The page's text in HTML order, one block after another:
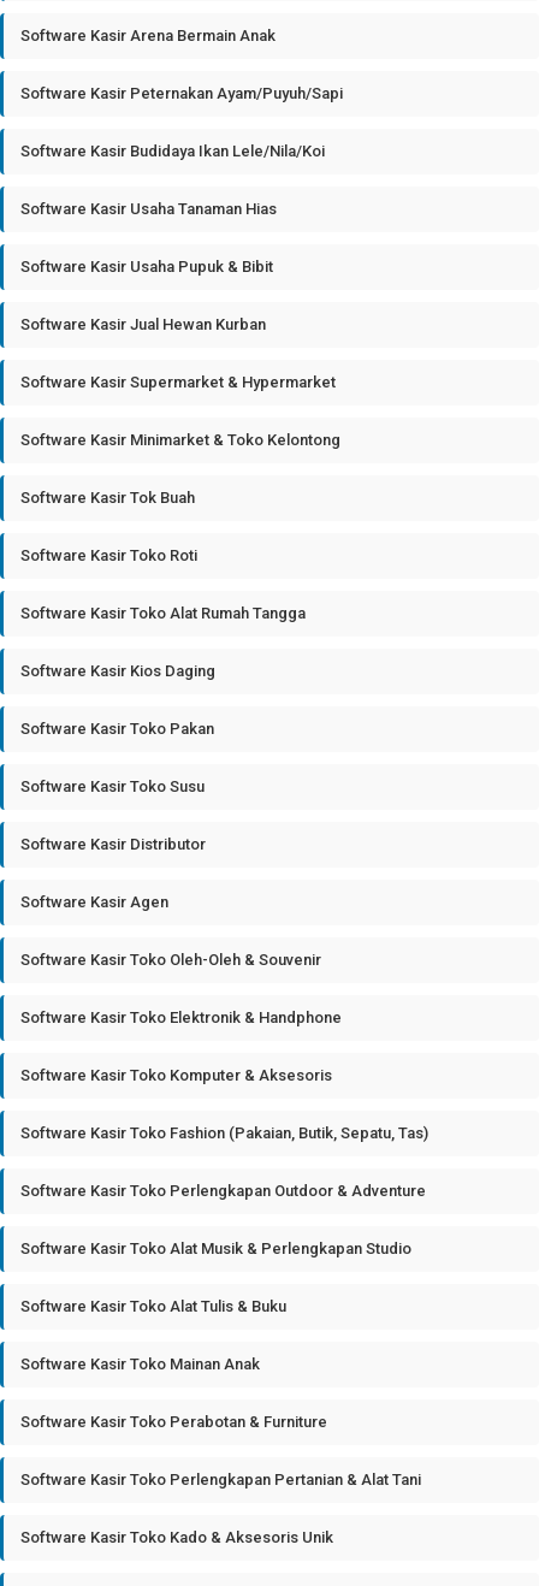
Software Kasir Arena Bermain Anak
Software Kasir Peternakan Ayam/Puyuh/Sapi
Software Kasir Budidaya Ikan Lele/Nila/Koi
Software Kasir Usaha Tanaman Hias
Software Kasir Usaha Pupuk & Bibit
Software Kasir Jual Hewan Kurban
Software Kasir Supermarket & Hypermarket
Software Kasir Minimarket & Toko Kelontong
Software Kasir Tok Buah
Software Kasir Toko Roti
Software Kasir Toko Alat Rumah Tangga
Software Kasir Kios Daging
Software Kasir Toko Pakan
Software Kasir Toko Susu
Software Kasir Distributor
Software Kasir Agen
Software Kasir Toko Oleh-Oleh & Souvenir
Software Kasir Toko Elektronik & Handphone
Software Kasir Toko Komputer & Aksesoris
Software Kasir Toko Fashion (Pakaian, Butik, Sepatu, Tas)
Software Kasir Toko Perlengkapan Outdoor & Adventure
Software Kasir Toko Alat Musik & Perlengkapan Studio
Software Kasir Toko Alat Tulis & Buku
Software Kasir Toko Mainan Anak
Software Kasir Toko Perabotan & Furniture
Software Kasir Toko Perlengkapan Pertanian & Alat Tani
Software Kasir Toko Kado & Aksesoris Unik